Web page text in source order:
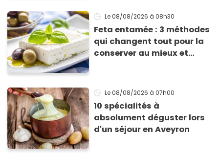
Le 08/08/2026 à 08h30
Feta entamée : 3 méthodes
qui changent tout pour la
conserver au mieux et
Le 08/08/2026 à 07h00
10 spécialités à
absolument déguster lors
d'un séjour en Aveyron